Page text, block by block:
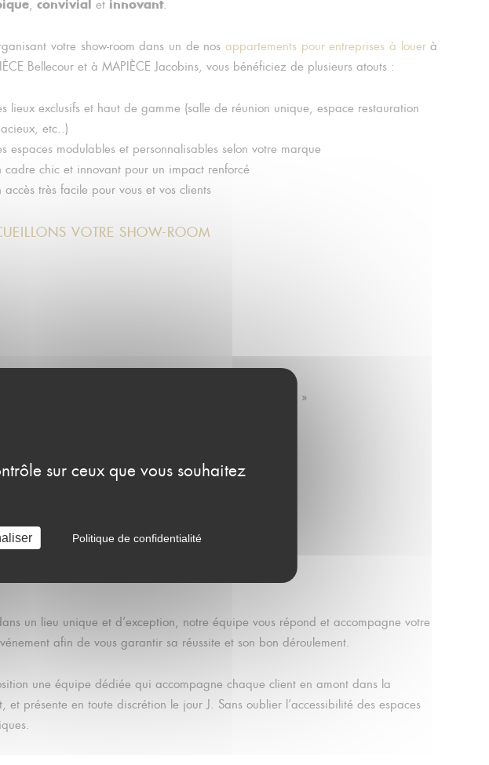
sur ceux que vous souhaitez
Politique de confidentialité
, convivial et innovant.
votre show-room dans un de nos appartements pour entreprises à louerà
Bellecour et à MAPIÈCE Jacobins, vous bénéficiez de plusieurs atouts :
lieux exclusifs et haut de gamme (salle de réunion unique, espace restauration
etc..)
espaces modulables et personnalisables selon votre marque
cadre chic et innovant pour un impact renforcé
accès très facile pour vous et vos clients
VOTRE SHOW-ROOM
… »
Directrice Marketing Marcolin
un lieu unique et d’exception, notre équipe vous répond et accompagne votre
afin de vous garantir sa réussite et son bon déroulement.
une équipe dédiée qui accompagne chaque client en amont dans la
présente en toute discrétion le jour J. Sans oublier l’accessibilité des espaces